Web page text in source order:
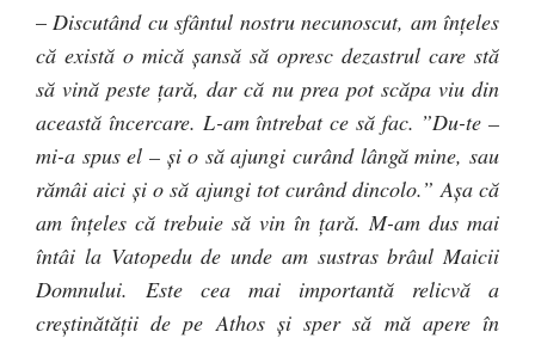
–Discutând cu sfântul nostru necunoscut, am înţeles
că există o mică şansă să opresc dezastrul care stă
să vină peste ţară, dar că nu prea pot scăpa viu din
această încercare. L-am întrebat ce să fac. ”Du-te –
mi-a spus el – şi o să ajungi curând lângă mine, sau
rămâi aici şi o să ajungi tot curând dincolo.” Aşa că
am înţeles că trebuie să vin în ţară. M-am dus mai
întâi la Vatopedu de unde am sustras brâul Maicii
Domnului. Este cea mai importantă relicvă a
creştinătăţii de pe Athos şi sper să mă apere în